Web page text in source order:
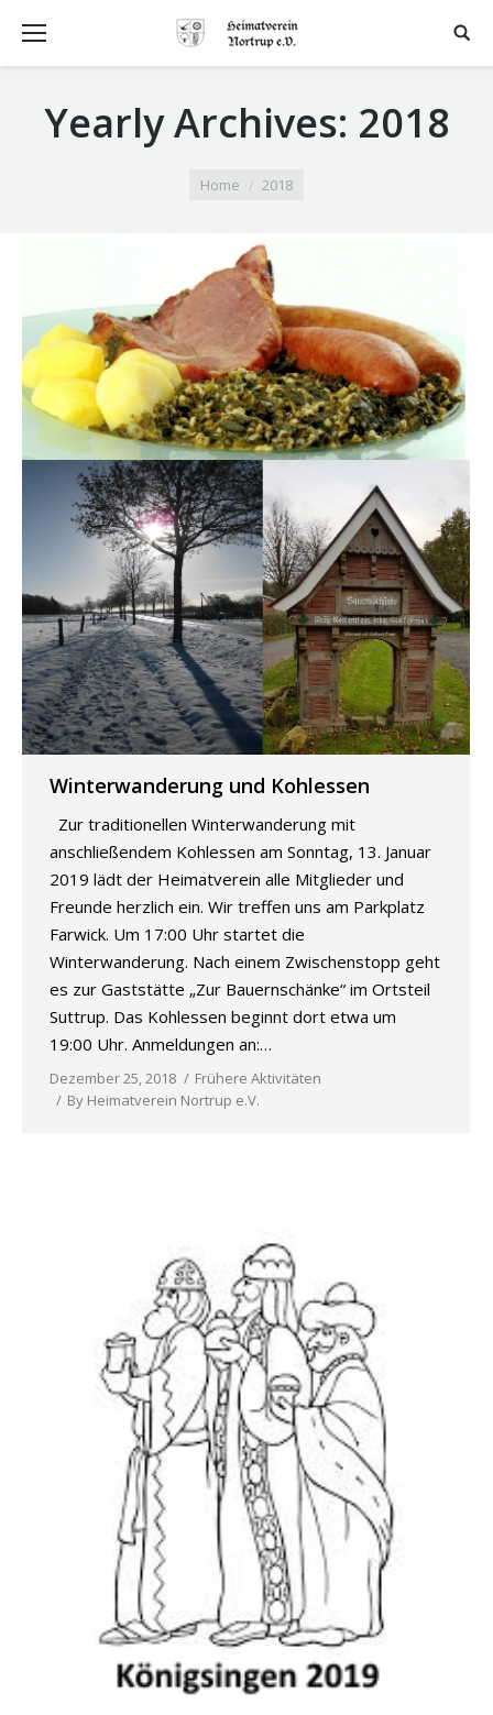
Yearly Archives: 2018
Home 2018
Winterwanderung und Kohlessen
Zur traditionellen Winterwanderung mit
anschließendem Kohlessen am Sonntag, 13. Januar
2019 lädt der Heimatverein alle Mitglieder und
Freunde herzlich ein. Wir treffen uns am Parkplatz
Farwick. Um 17:00 Uhr startet die
Winterwanderung. Nach einem Zwischenstopp geht
es zur Gaststätte „Zur Bauernschänke“ im Ortsteil
Suttrup. Das Kohlessen beginnt dort etwa um
19:00 Uhr. Anmeldungen an:…
Dezember 25, 2018
Frühere Aktivitäten
By Heimatverein Nortrup e.V.